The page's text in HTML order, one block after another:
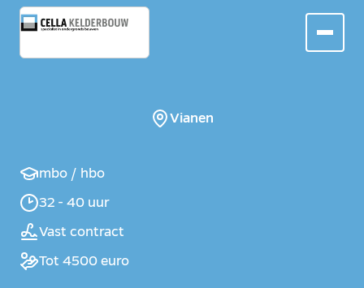
Vianen
mbo / hbo
32 - 40 uur
Vast contract
Tot 4500 euro